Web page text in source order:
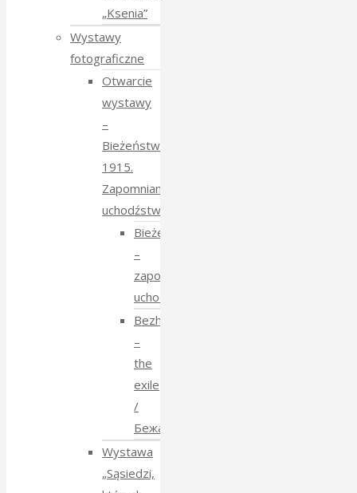
„Ksenia”
Wystawy
fotograficzne
Otwarcie
wystawy
–
Bieżeństwo
1915.
Zapomniane
uchodźstwo
Bieżeństwo
–
zapomniane
uchodźstwo
Bezhenstvo
–
the
exile
/
Бежанства
Wystawa
„Sąsiedzi,